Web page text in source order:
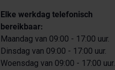
Elke werkdag telefonisch
bereikbaar:
Maandag van 09:00 - 17:00 uur.
Dinsdag van 09:00 - 17:00 uur.
Woensdag van 09:00 - 17:00 uur.